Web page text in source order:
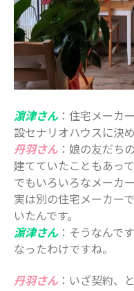
濵津さん：住宅メーカ
設セナリオハウスに決
丹羽さん ：娘の友だち
建てていたこともあっ
でもいろいろなメーカ
実は別の住宅メーカー
いたんです。
濵津さん：そうなんで
なったわけですね。
丹羽さん ：いざ契約、